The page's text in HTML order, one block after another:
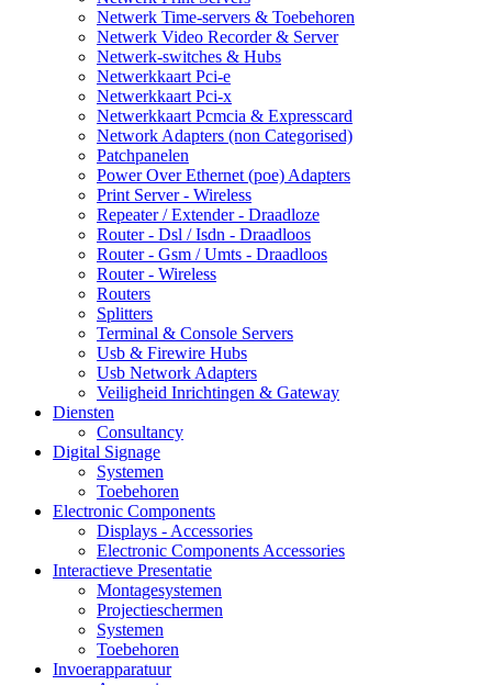
Netwerk Time-servers & Toebehoren
Netwerk Video Recorder & Server
Netwerk-switches & Hubs
Netwerkkaart Pci-e
Netwerkkaart Pci-x
Netwerkkaart Pcmcia & Expresscard
Network Adapters (non Categorised)
Patchpanelen
Power Over Ethernet (poe) Adapters
Print Server - Wireless
Repeater / Extender - Draadloze
Router - Dsl / Isdn - Draadloos
Router - Gsm / Umts - Draadloos
Router - Wireless
Routers
Splitters
Terminal & Console Servers
Usb & Firewire Hubs
Usb Network Adapters
Veiligheid Inrichtingen & Gateway
Diensten
Consultancy
Digital Signage
Systemen
Toebehoren
Electronic Components
Displays - Accessories
Electronic Components Accessories
Interactieve Presentatie
Montagesystemen
Projectieschermen
Systemen
Toebehoren
Invoerapparatuur